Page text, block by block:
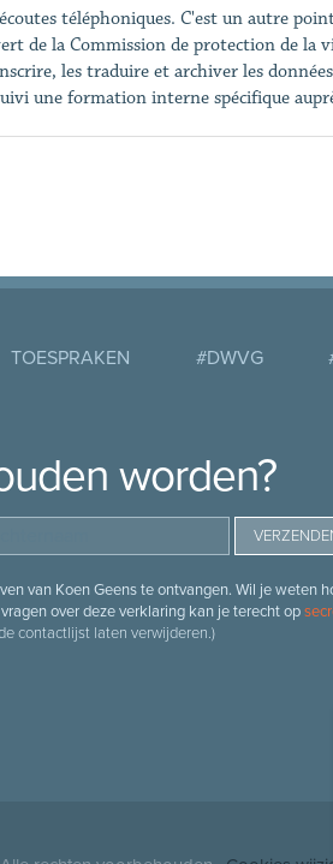
téléphoniques. C'est un autre
de la Commission de protection de la
les traduire et archiver les
une formation interne spécifique
TOESPRAKEN #DWVG
worden?
van Koen Geens te ontvangen. Wil je weten
over deze verklaring kan je terecht op
contactlijst laten verwijderen.)